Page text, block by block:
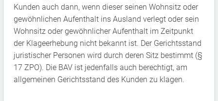
Kunden auch dann, wenn dieser seinen Wohnsitz oder
gewöhnlichen Aufenthalt ins Ausland verlegt oder sein
Wohnsitz oder gewöhnlicher Aufenthalt im Zeitpunkt
der Klageerhebung nicht bekannt ist. Der Gerichtsstand
juristischer Personen wird durch deren Sitz bestimmt (§
17 ZPO). Die BAV ist jedenfalls auch berechtigt, am
allgemeinen Gerichtsstand des Kunden zu klagen.